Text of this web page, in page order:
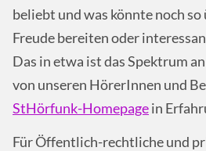
beliebt und was könnte noch
Freude bereiten oder
Das in etwa ist das Spektrum
von unseren HörerInnen und
StHörfunk-Homepagein
Für Öffentlich-rechtliche und